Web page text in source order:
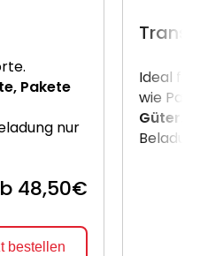
Pakete
nur
48,50€
bestellen
Ideal für
wie
Güter